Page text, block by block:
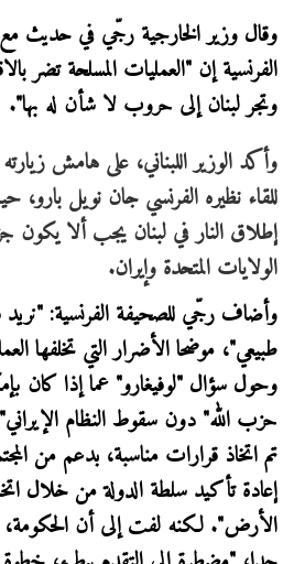
وقال وزير الخارجية رجّي في حديث مع
الفرنسية إن "العمليات المسلحة تضر
وتجر لبنان إلى حروب لا شأن له بها".
وأكد الوزير اللبناني، على هامش
للقاء نظيره الفرنسي جان نويل
إطلاق النار في لبنان يجب ألا يكون
الولايات المتحدة وإيران.
وأضاف رجّي للصحيفة الفرنسية:
طبيعي"، موضحا الأضرار التي تخلفها
وحول سؤال "لوفيغارو" عما إذا كان
حزب الله" دون سقوط النظام
تم اتخاذ قرارات مناسبة، بدعم من
إعادة تأكيد سلطة الدولة من خلال
الأرض". لكنه لفت إلى أن الحكومة،